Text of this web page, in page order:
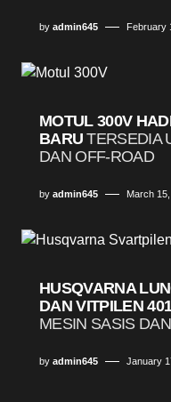
by admin645 February
MOTUL 300V
BARU TERSEDIA
DAN OFF-ROAD
by admin645 March
HUSQVARNA
DAN VITPILEN
MESIN SASIS
by admin645 January